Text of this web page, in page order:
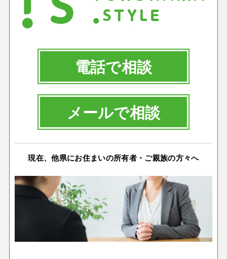
電話で相談
メールで相談
現在、他県にお住まいの所有者・ご親族の方々へ